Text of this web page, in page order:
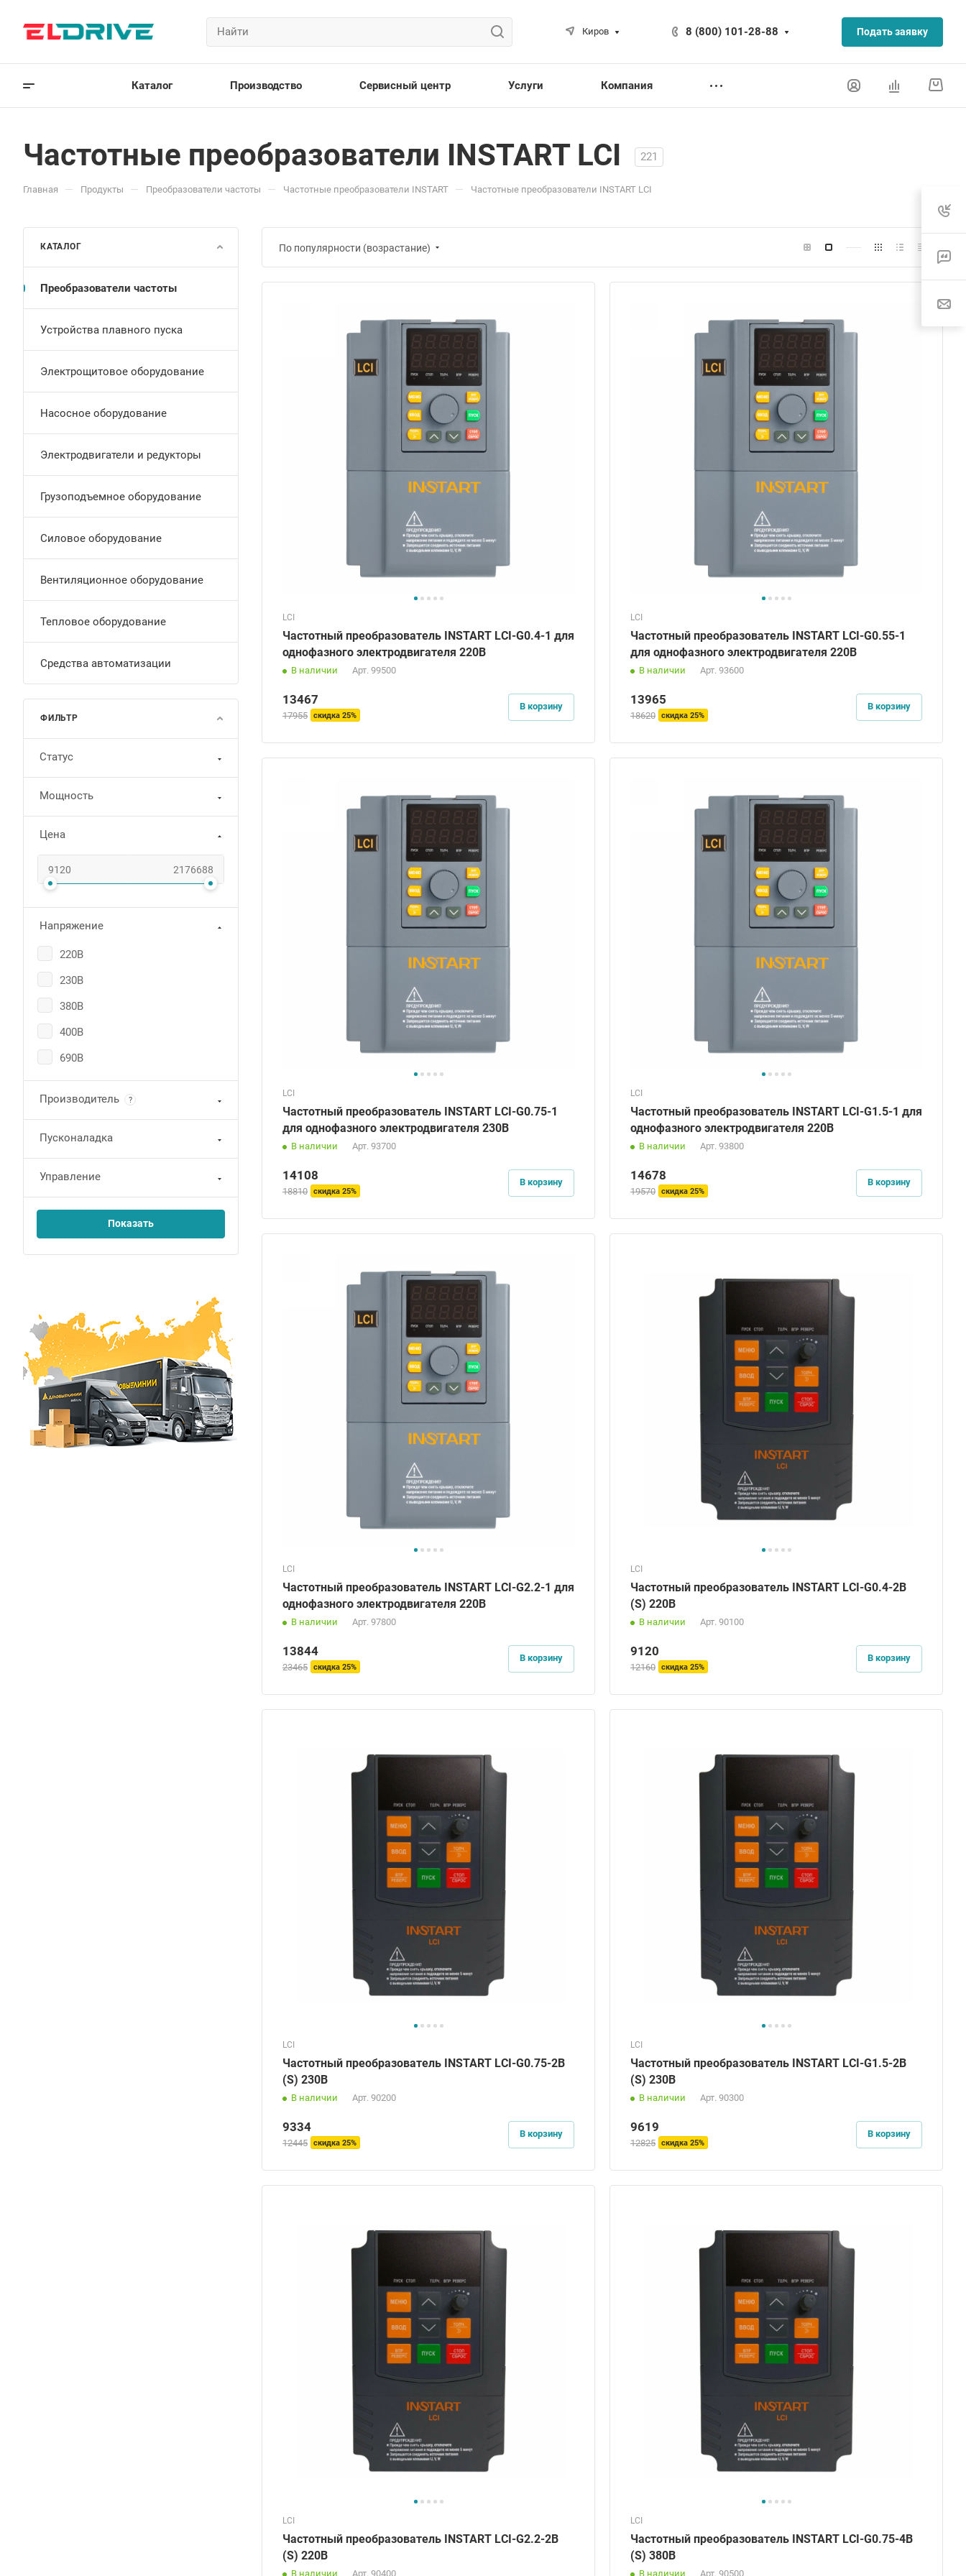
Киров 8 (800) 101-28-88 Подать заявку
Каталог Производство Сервисный центр Услуги Компания
Частотные преобразователи INSTART LCI 221
Главная — Продукты — Преобразователи частоты — Частотные преобразователи INSTART — Частотные преобразователи INSTART LCI
По популярности (возрастание)
LCI
Частотный преобразователь INSTART LCI-G0.4-1 для
однофазного электродвигателя 220В
В наличии Арт. 99500
13467
17955 скидка 25%
В корзину
LCI
Частотный преобразователь INSTART LCI-G0.55-1
для однофазного электродвигателя 220В
В наличии Арт. 93600
13965
18620 скидка 25%
В корзину
LCI
Частотный преобразователь INSTART LCI-G0.75-1
для однофазного электродвигателя 230В
В наличии Арт. 93700
14108
18810 скидка 25%
В корзину
LCI
Частотный преобразователь INSTART LCI-G1.5-1 для
однофазного электродвигателя 220В
В наличии Арт. 93800
14678
19570 скидка 25%
В корзину
LCI
Частотный преобразователь INSTART LCI-G2.2-1 для
однофазного электродвигателя 220В
В наличии Арт. 97800
13844
23465 скидка 25%
В корзину
LCI
Частотный преобразователь INSTART LCI-G0.4-2B
(S) 220В
В наличии Арт. 90100
9120
12160 скидка 25%
В корзину
LCI
Частотный преобразователь INSTART LCI-G0.75-2B
(S) 230В
В наличии Арт. 90200
9334
12445 скидка 25%
В корзину
LCI
Частотный преобразователь INSTART LCI-G1.5-2B
(S) 230В
В наличии Арт. 90300
9619
12825 скидка 25%
В корзину
LCI
Частотный преобразователь INSTART LCI-G2.2-2B
(S) 220В
В наличии Арт. 90400
LCI
Частотный преобразователь INSTART LCI-G0.75-4B
(S) 380В
В наличии Арт. 90500
КАТАЛОГ
Преобразователи частоты
Устройства плавного пуска
Электрощитовое оборудование
Насосное оборудование
Электродвигатели и редукторы
Грузоподъемное оборудование
Cиловое оборудование
Вентиляционное оборудование
Тепловое оборудование
Средства автоматизации
ФИЛЬТР
Статус
Мощность
Цена
Напряжение
220В
230В
380В
400В
690В
Производитель ?
Пусконаладка
Управление